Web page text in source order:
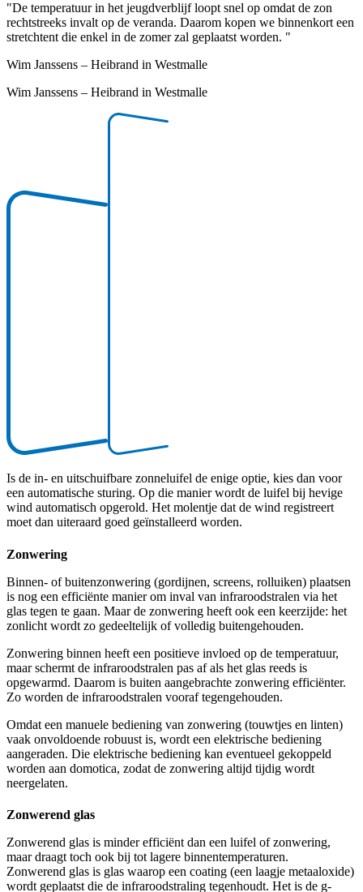
"De temperatuur in het jeugdverblijf loopt snel op omdat de zon
rechtstreeks invalt op de veranda. Daarom kopen we binnenkort een
stretchtent die enkel in de zomer zal geplaatst worden. "
Wim Janssens – Heibrand in Westmalle
Wim Janssens – Heibrand in Westmalle
Is de in- en uitschuifbare zonneluifel de enige optie, kies dan voor
een automatische sturing. Op die manier wordt de luifel bij hevige
wind automatisch opgerold. Het molentje dat de wind registreert
moet dan uiteraard goed geïnstalleerd worden.
Zonwering
Binnen- of buitenzonwering (gordijnen, screens, rolluiken) plaatsen
is nog een efficiënte manier om inval van infraroodstralen via het
glas tegen te gaan. Maar de zonwering heeft ook een keerzijde: het
zonlicht wordt zo gedeeltelijk of volledig buitengehouden.
Zonwering binnen heeft een positieve invloed op de temperatuur,
maar schermt de infraroodstralen pas af als het glas reeds is
opgewarmd. Daarom is buiten aangebrachte zonwering efficiënter.
Zo worden de infraroodstralen vooraf tegengehouden.
Omdat een manuele bediening van zonwering (touwtjes en linten)
vaak onvoldoende robuust is, wordt een elektrische bediening
aangeraden. Die elektrische bediening kan eventueel gekoppeld
worden aan domotica, zodat de zonwering altijd tijdig wordt
neergelaten.
Zonwerend glas
Zonwerend glas is minder efficiënt dan een luifel of zonwering,
maar draagt toch ook bij tot lagere binnentemperaturen.
Zonwerend glas is glas waarop een coating (een laagje metaaloxide)
wordt geplaatst die de infraroodstraling tegenhoudt. Het is de g-